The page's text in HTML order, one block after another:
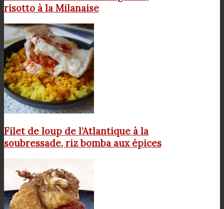
risotto à la Milanaise
Filet de loup de l’Atlantique à la
soubressade, riz bomba aux épices